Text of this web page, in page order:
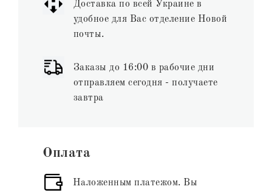
Доставка по всей Украине в
удобное для Вас отделение Новой
почты.
Заказы до 16:00 в рабочие дни
отправляем сегодня - получаете
завтра
Оплата
Наложенным платежом. Вы